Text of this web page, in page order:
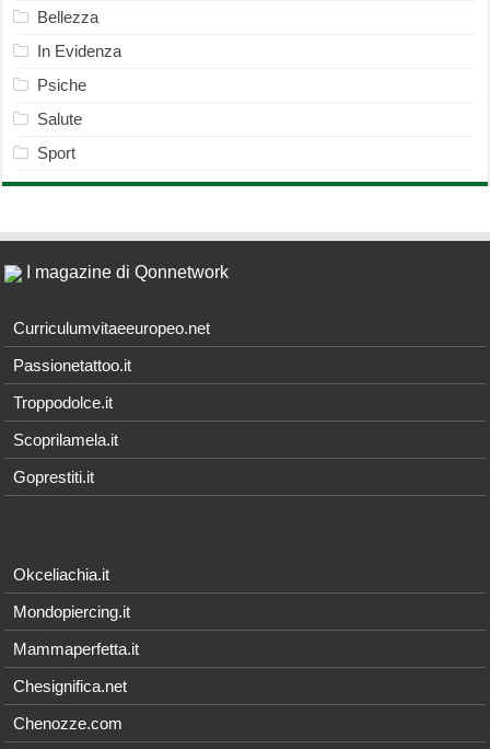
Bellezza
In Evidenza
Psiche
Salute
Sport
I magazine di Qonnetwork
Curriculumvitaeeuropeo.net
Passionetattoo.it
Troppodolce.it
Scoprilamela.it
Goprestiti.it
Okceliachia.it
Mondopiercing.it
Mammaperfetta.it
Chesignifica.net
Chenozze.com